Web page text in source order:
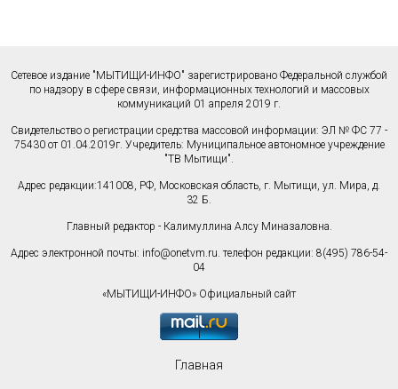
Сетевое издание "МЫТИЩИ-ИНФО" зарегистрировано Федеральной службой
по надзору в сфере связи, информационных технологий и массовых
коммуникаций 01 апреля 2019 г.
Свидетельство о регистрации средства массовой информации: ЭЛ № ФС 77 -
75430 от 01.04.2019г. Учредитель: Муниципальное автономное учреждение
"ТВ Мытищи".
Адрес редакции:141008, РФ, Московская область, г. Мытищи, ул. Мира, д.
32 Б.
Главный редактор - Калимуллина Алсу Миназаловна.
Адрес электронной почты: info@onetvm.ru. телефон редакции: 8(495) 786-54-
04
«МЫТИЩИ-ИНФО» Официальный сайт
Главная